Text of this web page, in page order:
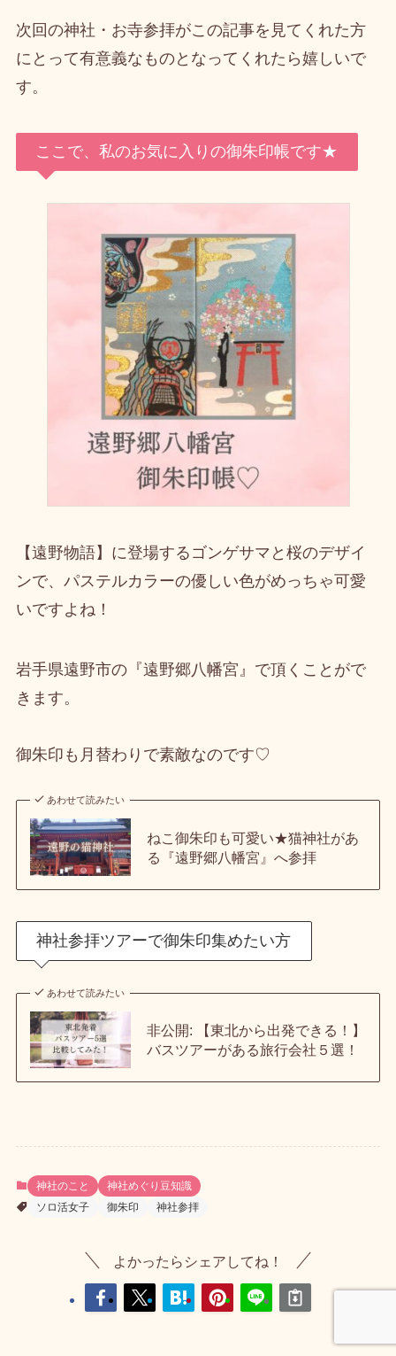
次回の神社・お寺参拝がこの記事を見てくれた方
にとって有意義なものとなってくれたら嬉しいで
す。
ここで、私のお気に入りの御朱印帳です★
【遠野物語】に登場するゴンゲサマと桜のデザイ
ンで、パステルカラーの優しい色がめっちゃ可愛
いですよね！
岩手県遠野市の『遠野郷八幡宮』で頂くことがで
きます。
御朱印も月替わりで素敵なのです♡
あわせて読みたい
ねこ御朱印も可愛い★猫神社があ
る『遠野郷八幡宮』へ参拝
神社参拝ツアーで御朱印集めたい方
あわせて読みたい
非公開: 【東北から出発できる！】
バスツアーがある旅行会社５選！
神社のこと
神社めぐり豆知識
ソロ活女子
御朱印 神社参拝
よかったらシェアしてね！